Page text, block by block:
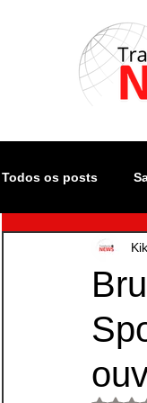
Todos os posts
Atualidade
Monsters of Rock